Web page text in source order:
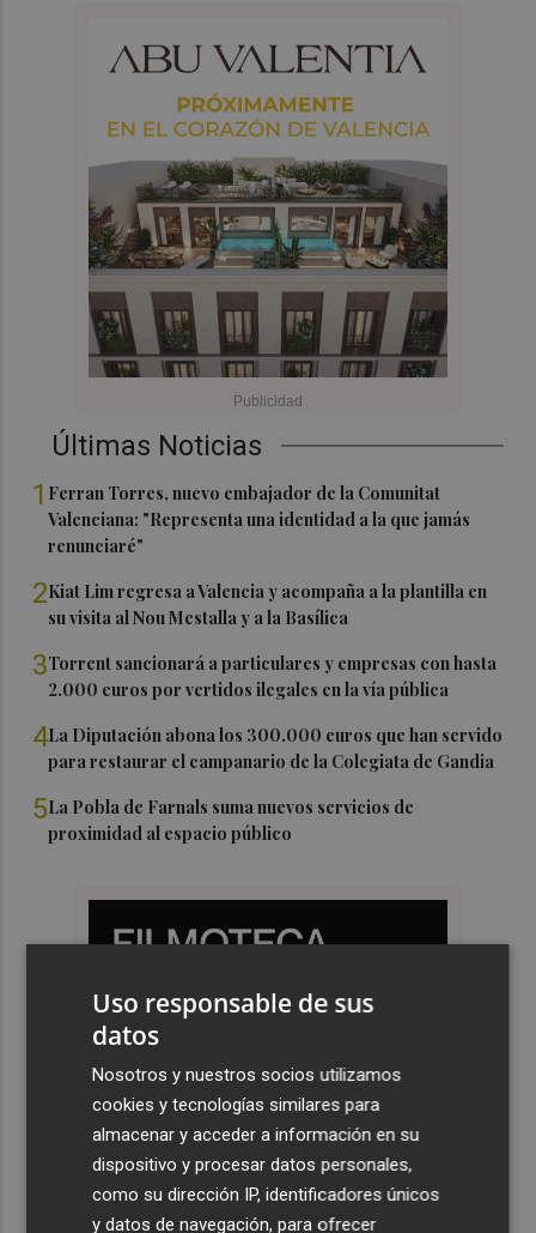
Últimas Noticias
1 Ferran Torres, nuevo embajador de la Comunitat
Valenciana: "Representa una identidad a la que jamás
renunciaré"
2Kiat Lim regresa a Valencia y acompaña a la plantilla en
su visita al Nou Mestalla y a la Basílica
3Torrent sancionará a particulares y empresas con hasta
2.000 euros por vertidos ilegales en la vía pública
4La Diputación abona los 300.000 euros que han servido
para restaurar el campanario de la Colegiata de Gandia
5La Pobla de Farnals suma nuevos servicios de
proximidad al espacio público
Uso responsable de sus
datos
Nosotros y nuestros socios utilizamos
cookies y tecnologías similares para
almacenar y acceder a información en su
dispositivo y procesar datos personales,
como su dirección IP, identificadores únicos
y datos de navegación, para ofrecer